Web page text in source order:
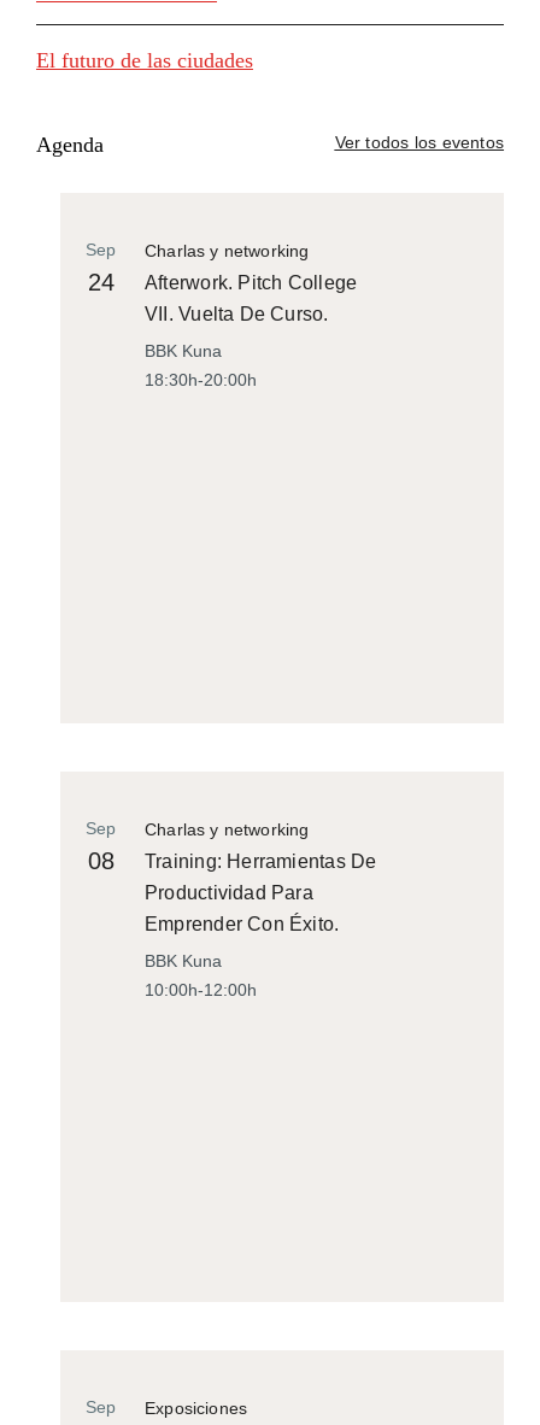
El futuro de las ciudades
Agenda Ver todos los eventos
Charlas y networking
Sep
24
Afterwork. Pitch College
VII. Vuelta De Curso.
BBK Kuna
18:30h-20:00h
Charlas y networking
Sep
08
Training: Herramientas De
Productividad Para
Emprender Con Éxito.
BBK Kuna
10:00h-12:00h
Exposiciones
Sep